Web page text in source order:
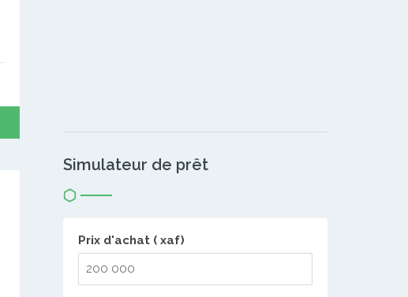
Simulateur de prêt
Prix d'achat ( xaf)